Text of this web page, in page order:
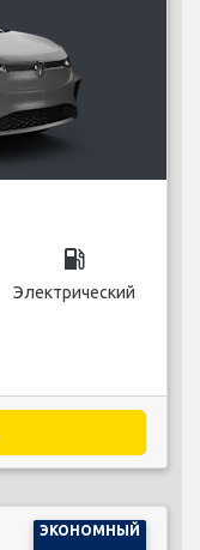
local_gas_station
Электрический
ЭКОНОМНЫЙ